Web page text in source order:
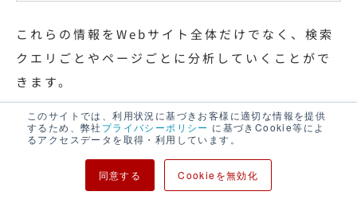
このサイトでは、利用状況に基づきお客様に適切な情報を提供
するため、弊社 プライバシーポリシー に基づきCookie等によ
るアクセスデータを取得・利用しています。
同意する Cookieを無効化
これらの情報をWebサイト全体だけでなく、検索
クエリごとやページごとに分析していくことがで
きます。
例えば、貴社の会社名やサービス名である「指名
キーワード」や、見込み客が検索しそうな「課題
キーワード」から流入が順調に獲得できているか
を確認しましょう。